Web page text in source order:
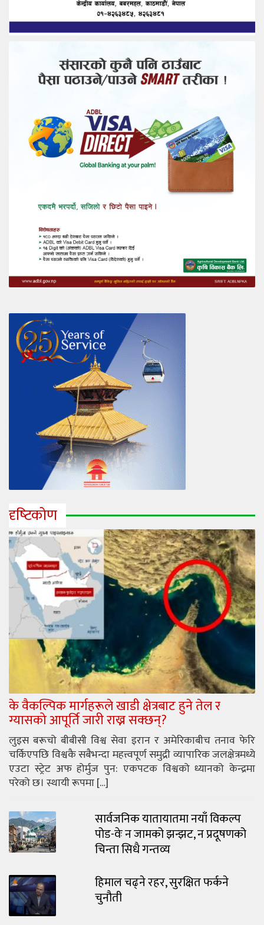
दृष्‍टिकोण
के वैकल्पिक मार्गहरूले खाडी क्षेत्रबाट हुने तेल र
ग्यासको आपूर्ति जारी राख्न सक्छन्?
लुइस बरूचो बीबीसी विश्व सेवा इरान र अमेरिकाबीच तनाव फेरि
चर्किएपछि विश्वकै सबैभन्दा महत्त्वपूर्ण समुद्री व्यापारिक जलक्षेत्रमध्ये
एउटा स्ट्रेट अफ होर्मुज पुन: एकपटक विश्वको ध्यानको केन्द्रमा
परेको छ। स्थायी रूपमा […]
सार्वजनिक यातायातमा नयाँ विकल्प
पोड-वेः न जामको झन्झट, न प्रदूषणको
चिन्ता सिधै गन्तव्य
हिमाल चढ्ने रहर, सुरक्षित फर्कने
चुनौती